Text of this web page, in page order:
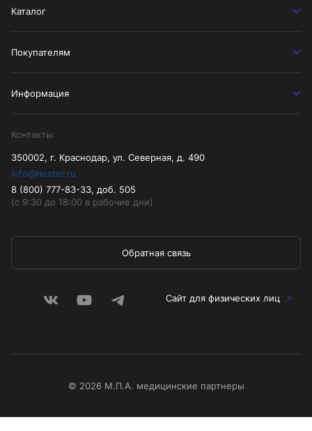
Каталог
Покупателям
Информация
Контакты
350002, г. Краснодар, ул. Северная, д. 490
info@riester.ru
8 (800) 777-83-33, доб. 505
(с 9:30 до 18:00 в рабочие дни)
Обратная связь
Сайт для физических лиц
© 2026 М.П.А. медицинские партнеры